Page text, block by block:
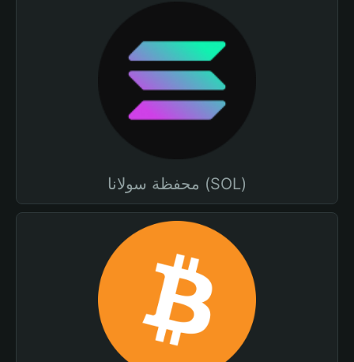
محفظة سولانا (SOL)